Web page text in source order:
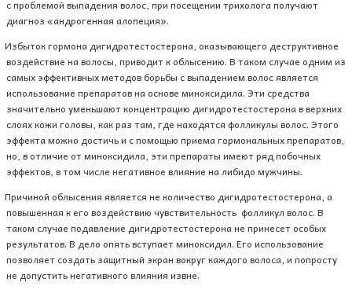
с проблемой выпадения волос, при посещении трихолога получают
диагноз «андрогенная алопеция».
Избыток гормона дигидротестостерона, оказывающего деструктивное
воздействие на волосы, приводит к облысению. В таком случае одним из
самых эффективных методов борьбы с выпадением волос является
использование препаратов на основе миноксидила. Эти средства
значительно уменьшают концентрацию дигидротестостерона в верхних
слоях кожи головы, как раз там, где находятся фолликулы волос. Этого
эффекта можно достичь и с помощью приема гормональных препаратов,
но, в отличие от миноксидила, эти препараты имеют ряд побочных
эффектов, в том числе негативное влияние на либидо мужчины.
Причиной облысения является не количество дигидротестостерона, а
повышенная к его воздействию чувствительность фолликул волос. В
таком случае подавление дигидротестостерона не принесет особых
результатов. В дело опять вступает миноксидил. Его использование
позволяет создать защитный экран вокруг каждого волоса, и попросту
не допустить негативного влияния извне.